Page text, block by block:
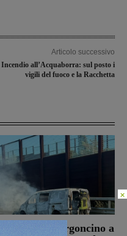
Articolo successivo
Incendio all’Acquaborra: sul posto i
vigili del fuoco e la Racchetta
Autostrada, furgoncino a
×